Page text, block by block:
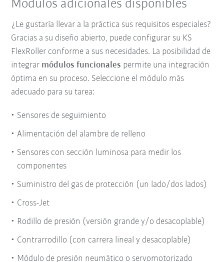
Módulos adicionales disponibles
¿Le gustaría llevar a la práctica sus requisitos especiales?
Gracias a su diseño abierto, puede configurar su KS
FlexRoller conforme a sus necesidades. La posibilidad de
integrar módulos funcionales permite una integración
óptima en su proceso. Seleccione el módulo más
adecuado para su tarea:
Sensores de seguimiento
Alimentación del alambre de relleno
Sensores con sección luminosa para medir los
componentes
Suministro del gas de protección (un lado/dos lados)
Cross-Jet
Rodillo de presión (versión grande y/o desacoplable)
Contrarrodillo (con carrera lineal y desacoplable)
Módulo de presión neumático o servomotorizado